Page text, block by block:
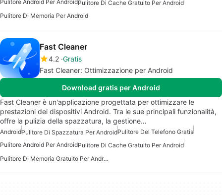
Pulitore Android Per AndroidPulitore Di Cache Gratuito Per Android
Pulitore Di Memoria Per Android
Fast Cleaner
4.2 Gratis
Fast Cleaner: Ottimizzazione per Android
Download gratis per Android
Fast Cleaner è un'applicazione progettata per ottimizzare le
prestazioni dei dispositivi Android. Tra le sue principali funzionalità,
offre la pulizia della spazzatura, la gestione…
AndroidPulitore Di Spazzatura Per AndroidPulitore Del Telefono Gratis
Pulitore Android Per AndroidPulitore Di Cache Gratuito Per Android
Pulitore Di Memoria Gratuito Per Android